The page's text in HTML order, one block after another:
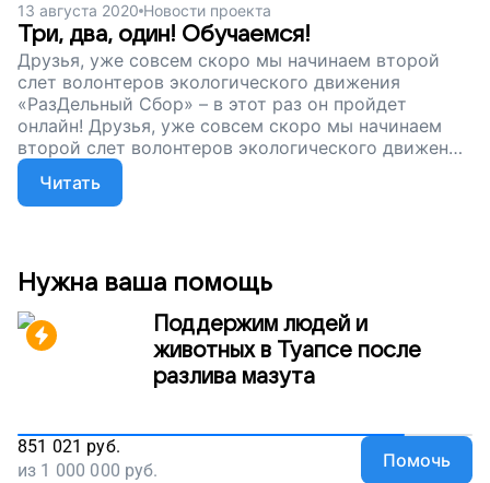
13 августа 2020 Новости проекта
Три, два, один! Обучаемся!
Друзья, уже совсем скоро мы начинаем второй
слет волонтеров экологического движения
«РазДельный Сбор» – в этот раз он пройдет
онлайн! Друзья, уже совсем скоро мы начинаем
второй слет волонтеров экологического движения
«РазДельный Сбор» – в этот раз он пройдет
онлайн!
Читать
Нужна ваша помощь
Поддержим людей и
животных в Туапсе после
разлива мазута
851 021 руб.
из 1 000 000 руб. Помочь